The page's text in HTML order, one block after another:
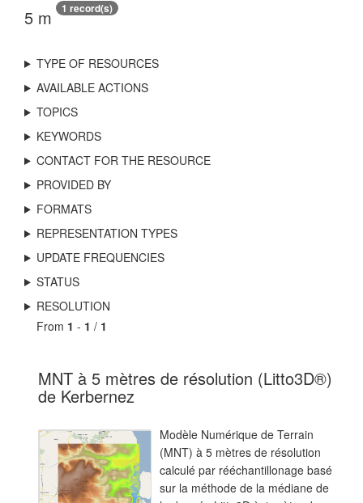
5 m 1 record(s)
TYPE OF RESOURCES
AVAILABLE ACTIONS
TOPICS
KEYWORDS
CONTACT FOR THE RESOURCE
PROVIDED BY
FORMATS
REPRESENTATION TYPES
UPDATE FREQUENCIES
STATUS
RESOLUTION
From 1 - 1 / 1
MNT à 5 mètres de résolution (Litto3D®)
de Kerbernez
Modèle Numérique de Terrain
(MNT) à 5 mètres de résolution
calculé par rééchantillonage basé
sur la méthode de la médiane de